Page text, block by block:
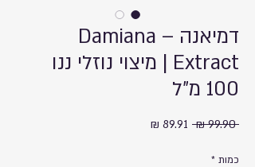
דמיאנה – Damiana
Extract | מיצוי נוזלי ננו
100 מ"ל
‏99.90 ‏₪
מחיר
כמות *